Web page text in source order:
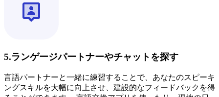
5.ランゲージパートナーやチャットを探す
言語パートナーと一緒に練習することで、あなたのスピーキ
ングスキルを大幅に向上させ、建設的なフィードバックを得